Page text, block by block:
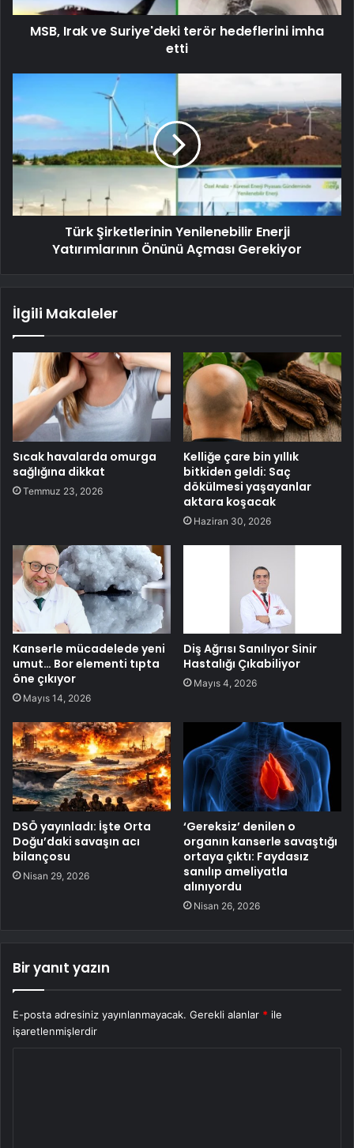
MSB, Irak ve Suriye'deki terör hedeflerini imha
etti
Türk Şirketlerinin Yenilenebilir Enerji
Yatırımlarının Önünü Açması Gerekiyor
İlgili Makaleler
Sıcak havalarda omurga
sağlığına dikkat
Temmuz 23, 2026
Kelliğe çare bin yıllık
bitkiden geldi: Saç
dökülmesi yaşayanlar
aktara koşacak
Haziran 30, 2026
Kanserle mücadelede yeni
umut… Bor elementi tıpta
öne çıkıyor
Mayıs 14, 2026
Diş Ağrısı Sanılıyor Sinir
Hastalığı Çıkabiliyor
Mayıs 4, 2026
DSÖ yayınladı: İşte Orta
Doğu’daki savaşın acı
bilançosu
Nisan 29, 2026
‘Gereksiz’ denilen o
organın kanserle savaştığı
ortaya çıktı: Faydasız
sanılıp ameliyatla
alınıyordu
Nisan 26, 2026
Bir yanıt yazın
E-posta adresiniz yayınlanmayacak. Gerekli alanlar * ile
işaretlenmişlerdir